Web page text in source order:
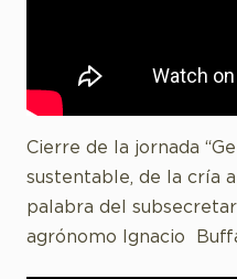
Cierre de la jornada
sustentable, de la cría
palabra del
agrónomo Ignacio